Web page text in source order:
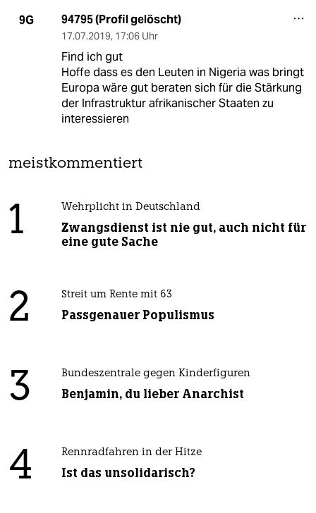
9G 94795 (Profil gelöscht)
17.07.2019, 17:06 Uhr
Find ich gut
Hoffe dass es den Leuten in Nigeria was bringt
Europa wäre gut beraten sich für die Stärkung
der Infrastruktur afrikanischer Staaten zu
interessieren
meistkommentiert
1 Wehrplicht in Deutschland
Zwangsdienst ist nie gut, auch nicht für
eine gute Sache
2 Streit um Rente mit 63
Passgenauer Populismus
3 Bundeszentrale gegen Kinderfiguren
Benjamin, du lieber Anarchist
4 Rennradfahren in der Hitze
Ist das unsolidarisch?